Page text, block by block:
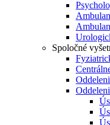
Spoločné